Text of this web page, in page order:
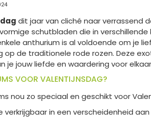
dit jaar van cliché naar verrassend
schutbladen die in
anthurium is al voldoende om je
op de traditionele rode rozen. Deze
je jouw liefde en waardering voor
VOOR VALENTIJNSDAG?
nou zo speciaal en geschikt voor
verkrijgbaar in een verscheidenheid